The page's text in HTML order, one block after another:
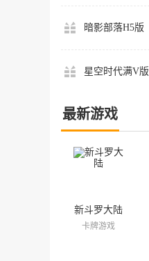
暗影部落H5版
星空时代满V版
最新游戏
新斗罗大陆
卡牌游戏